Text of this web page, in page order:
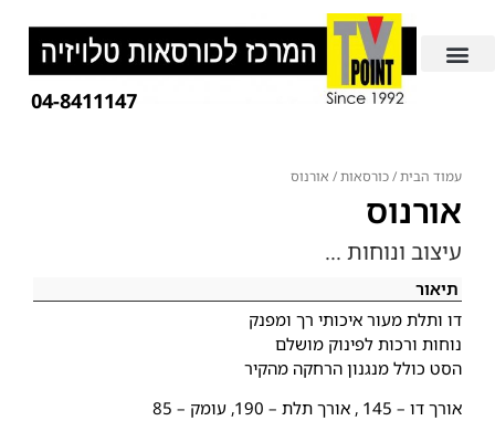
04-8411147
עמוד הבית/כורסאות/ אורנוס
אורנוס
עיצוב ונוחות …
תיאור
דו ותלת מעור איכותי רך ומפנק
נוחות ורכות לפינוק מושלם
הסט כולל מנגנון הרחקה מהקיר
אורך דו – 145 , אורך תלת – 190, עומק – 85